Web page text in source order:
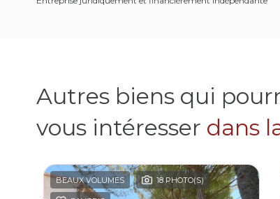
Autres biens qui
vous intéresser dans
BEAUX VOLUMES 18 PHOTO(S)